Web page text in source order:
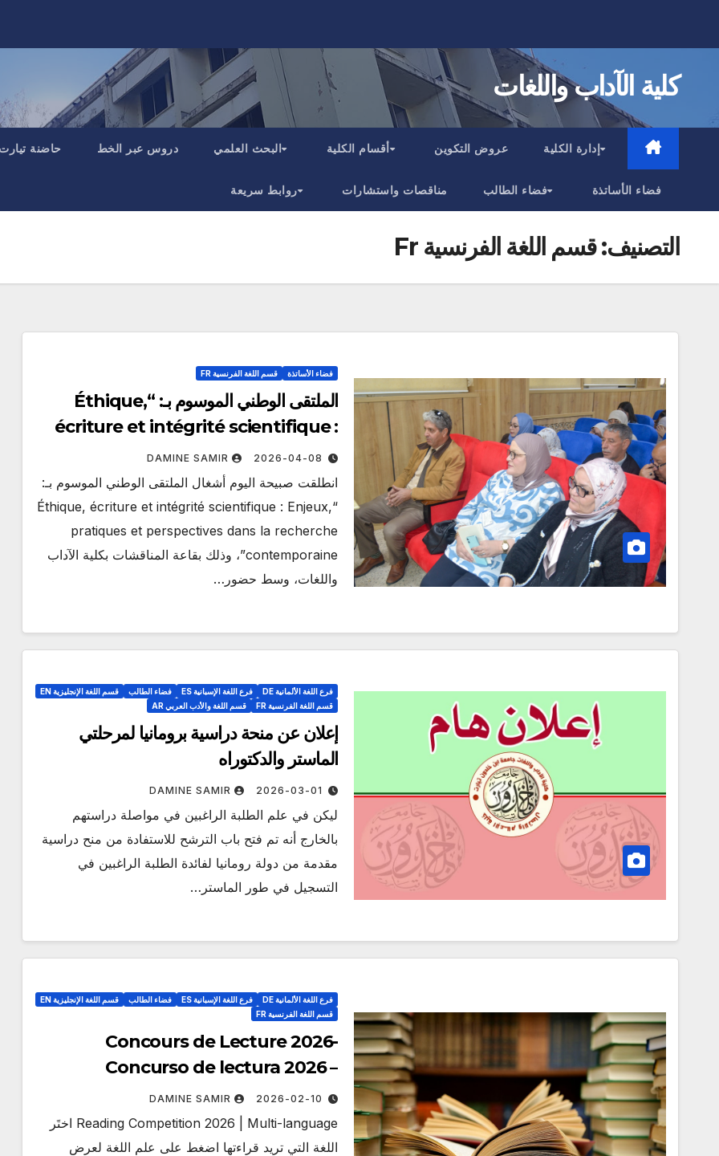
كلية الآداب واللغات
إدارة الكلية عروض التكوين أقسام الكلية البحث العلمي دروس عبر الخط حاضنة
فضاء الأساتذة فضاء الطالب مناقصات واستشارات روابط سريعة
التصنيف:قسم اللغة الفرنسية Fr
فضاء الأساتذة قسم اللغة الفرنسية FR
الملتقى الوطني الموسوم بـ: “Éthique,
écriture et intégrité scientifique :
Enjeux, pratiques et perspectives
dans la recherche
contemporaine”،
2026-04-08
DAMINE SAMIR
انطلقت صبيحة اليوم أشغال الملتقى الوطني الموسوم بـ:
“Éthique, écriture et intégrité scientifique : Enjeux,
pratiques et perspectives dans la recherche
contemporaine”، وذلك بقاعة المناقشات بكلية الآداب
واللغات، وسط حضور…
فرع اللغة الألمانية DE فرع اللغة الإسبانية ES فضاء الطالب
قسم اللغة الإنجليزية EN
قسم اللغة الفرنسية FR
قسم اللغة والأدب العربي AR
إعلان عن منحة دراسية برومانيا لمرحلتي
الماستر والدكتوراه
2026-03-01
DAMINE SAMIR
ليكن في علم الطلبة الراغبين في مواصلة دراستهم
بالخارج أنه تم فتح باب الترشح للاستفادة من منح دراسية
مقدمة من دولة رومانيا لفائدة الطلبة الراغبين في
التسجيل في طور الماستر…
فرع اللغة الألمانية DE فرع اللغة الإسبانية ES فضاء الطالب
قسم اللغة الإنجليزية EN
قسم اللغة الفرنسية FR
Concours de Lecture 2026-
Concurso de lectura 2026 –
Reading Competition 2026 –
Lesewettbewerb 2026
2026-02-10
DAMINE SAMIR
Reading Competition 2026 | Multi-language اختَر
اللغة التي تريد قراءتها اضغط على علم اللغة لعرض